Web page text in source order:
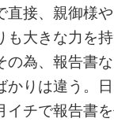
直接、親御様
も大きな力を
の為、報告書
かりは違う。
イチで報告書